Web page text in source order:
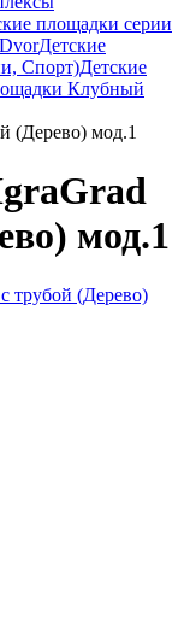
площадки серии
Детские
Спорт)Детские
Клубный
(Дерево) мод.1
мод.1